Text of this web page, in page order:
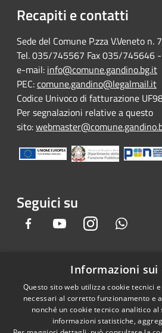
Recapiti e contatti
Sede del Comune P.zza V.Veneto n.
Tel. 035/745567 Fax 035/745646
e-mail: info@comune.gandino.bg.it
PEC:comune.gandino@legalmail.it
Codice Univoco di fatturazione
Per segnalazioni relative a questo
sito:
Seguici su
Facebook YoutubeInstagram
Accessibilità
Privacy
Informazioni sui
Questo sito web utilizza cookie tecnici
necessari al corretto funzionamento e
nonché un cookie tecnico analitico
informazioni statistiche,